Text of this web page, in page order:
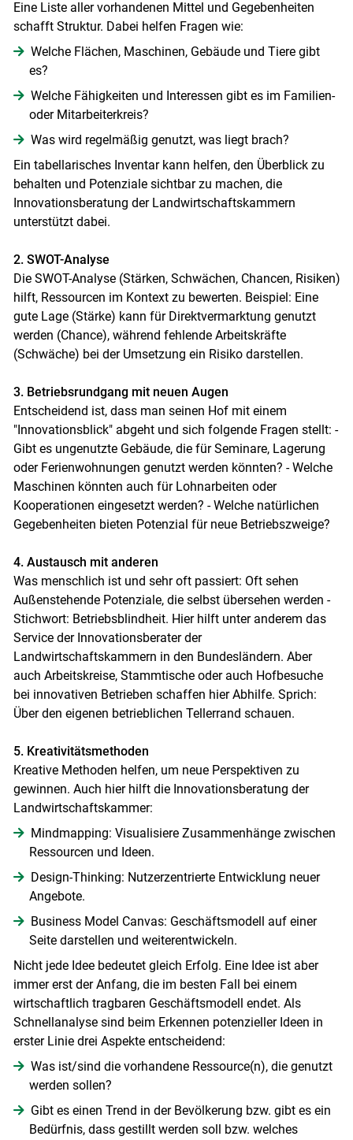
Eine Liste aller vorhandenen Mittel und Gegebenheiten
schafft Struktur. Dabei helfen Fragen wie:
Welche Flächen, Maschinen, Gebäude und Tiere gibt
es?
Welche Fähigkeiten und Interessen gibt es im Familien-
oder Mitarbeiterkreis?
Was wird regelmäßig genutzt, was liegt brach?
Ein tabellarisches Inventar kann helfen, den Überblick zu
behalten und Potenziale sichtbar zu machen, die
Innovationsberatung der Landwirtschaftskammern
unterstützt dabei.
2. SWOT-Analyse
Die SWOT-Analyse (Stärken, Schwächen, Chancen, Risiken)
hilft, Ressourcen im Kontext zu bewerten. Beispiel: Eine
gute Lage (Stärke) kann für Direktvermarktung genutzt
werden (Chance), während fehlende Arbeitskräfte
(Schwäche) bei der Umsetzung ein Risiko darstellen.
3. Betriebsrundgang mit neuen Augen
Entscheidend ist, dass man seinen Hof mit einem
"Innovationsblick" abgeht und sich folgende Fragen stellt: -
Gibt es ungenutzte Gebäude, die für Seminare, Lagerung
oder Ferienwohnungen genutzt werden könnten? - Welche
Maschinen könnten auch für Lohnarbeiten oder
Kooperationen eingesetzt werden? - Welche natürlichen
Gegebenheiten bieten Potenzial für neue Betriebszweige?
4. Austausch mit anderen
Was menschlich ist und sehr oft passiert: Oft sehen
Außenstehende Potenziale, die selbst übersehen werden -
Stichwort: Betriebsblindheit. Hier hilft unter anderem das
Service der Innovationsberater der
Landwirtschaftskammern in den Bundesländern. Aber
auch Arbeitskreise, Stammtische oder auch Hofbesuche
bei innovativen Betrieben schaffen hier Abhilfe. Sprich:
Über den eigenen betrieblichen Tellerrand schauen.
5. Kreativitätsmethoden
Kreative Methoden helfen, um neue Perspektiven zu
gewinnen. Auch hier hilft die Innovationsberatung der
Landwirtschaftskammer:
Mindmapping: Visualisiere Zusammenhänge zwischen
Ressourcen und Ideen.
Design-Thinking: Nutzerzentrierte Entwicklung neuer
Angebote.
Business Model Canvas: Geschäftsmodell auf einer
Seite darstellen und weiterentwickeln.
Nicht jede Idee bedeutet gleich Erfolg. Eine Idee ist aber
immer erst der Anfang, die im besten Fall bei einem
wirtschaftlich tragbaren Geschäftsmodell endet. Als
Schnellanalyse sind beim Erkennen potenzieller Ideen in
erster Linie drei Aspekte entscheidend:
Was ist/sind die vorhandene Ressource(n), die genutzt
werden sollen?
Gibt es einen Trend in der Bevölkerung bzw. gibt es ein
Bedürfnis, dass gestillt werden soll bzw. welches